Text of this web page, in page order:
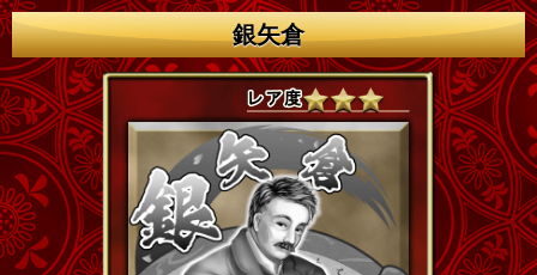
銀矢倉